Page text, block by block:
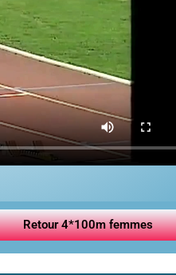
Retour 4*100m femmes